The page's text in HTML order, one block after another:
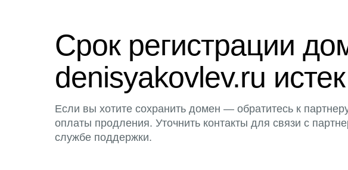
Срок регистрации
denisyakovlev.ru истек
Если вы хотите сохранить домен — обратитесь к
оплаты продления. Уточнить контакты для связи с
службе поддержки.